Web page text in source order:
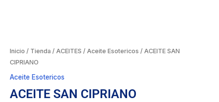
Inicio / Tienda / ACEITES / Aceite Esotericos / ACEITE SAN
CIPRIANO
Aceite Esotericos
ACEITE SAN CIPRIANO